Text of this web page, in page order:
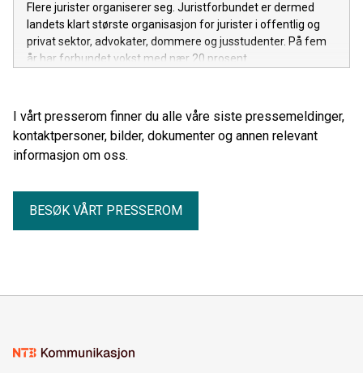
Flere jurister organiserer seg. Juristforbundet er dermed
landets klart største organisasjon for jurister i offentlig og
privat sektor, advokater, dommere og jusstudenter. På fem
år har forbundet vokst med nær 20 prosent.
I vårt presserom finner du alle våre siste pressemeldinger,
kontaktpersoner, bilder, dokumenter og annen relevant
informasjon om oss.
BESØK VÅRT PRESSEROM